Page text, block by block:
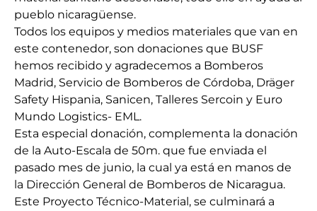
pueblo nicaragüense.
Todos los equipos y medios materiales que van en
este contenedor, son donaciones que BUSF
hemos recibido y agradecemos a Bomberos
Madrid, Servicio de Bomberos de Córdoba, Dräger
Safety Hispania, Sanicen, Talleres Sercoin y Euro
Mundo Logistics- EML.
Esta especial donación, complementa la donación
de la Auto-Escala de 50m. que fue enviada el
pasado mes de junio, la cual ya está en manos de
la Dirección General de Bomberos de Nicaragua.
Este Proyecto Técnico-Material, se culminará a